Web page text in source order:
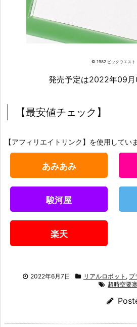
© 1982 ビックウエスト
発売予定は2022年09月
【最安値チェック】
【アフィリエイトリンク】を使用してい
あみあみ
駿河屋
楽天
2022年6月7日 リアルロボット , プ
超時空要